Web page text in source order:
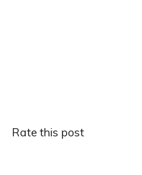
Rate this post